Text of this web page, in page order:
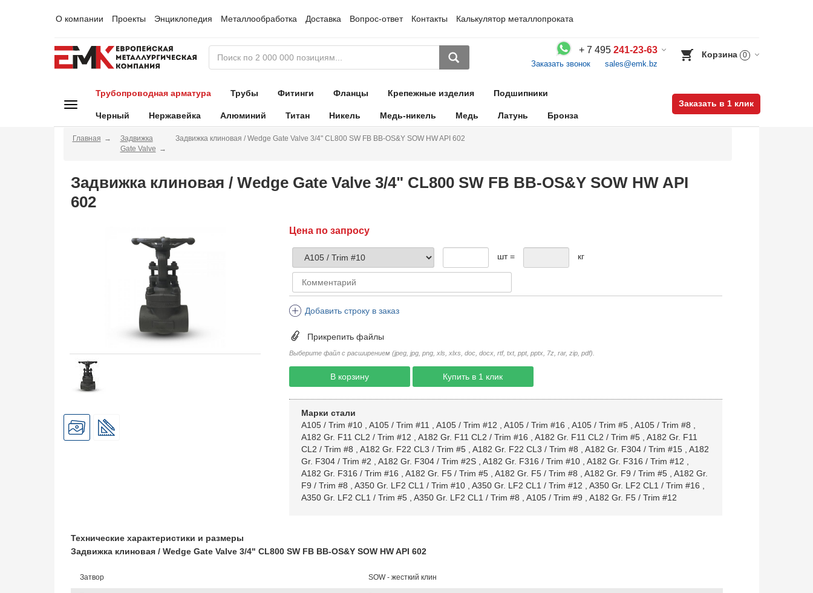
О компании Проекты Энциклопедия Металлообработка Доставка Вопрос-ответ Контакты Калькулятор металлопроката
+ 7 495 241-23-63
Заказать звонок sales@emk.bz
Корзина 0
Трубопроводная арматура Трубы Фитинги Фланцы Крепежные изделия Подшипники
Черный Нержавейка Алюминий Титан Никель Медь-никель Медь Латунь Бронза
Заказать в 1 клик
Главная
Задвижка
Gate Valve
Задвижка клиновая / Wedge Gate Valve 3/4" CL800 SW FB BB-OS&Y SOW HW API 602
Задвижка клиновая / Wedge Gate Valve 3/4" CL800 SW FB BB-OS&Y SOW HW API
602
Цена по запросу
шт = кг
Добавить строку в заказ
Прикрепить файлы
Выберите файл с расширением (jpeg, jpg, png, xls, xlxs, doc, docx, rtf, txt, ppt, pptx, 7z, rar, zip, pdf).
В корзину Купить в 1 клик
Марки стали
A105 / Trim #10, A105 / Trim #11 A105 / Trim #12 A105 / Trim #16 A105 / Trim #5, A105 / Trim #8
A182 Gr. F11 CL2 / Trim #12
A182 Gr. F11 CL2 / Trim #16 A182 Gr. F11 CL2 / Trim #5, A182 Gr. F11
CL2 / Trim #8
A182 Gr. F22 CL3 / Trim #5, A182 Gr. F22 CL3 / Trim #8 A182 Gr. F304 / Trim #15, A182
Gr. F304 / Trim #2
A182 Gr. F304 / Trim #2S, A182 Gr. F316 / Trim #10, A182 Gr. F316 / Trim #12
A182 Gr. F316 / Trim #16
A182 Gr. F5 / Trim #5, A182 Gr. F5 / Trim #8 A182 Gr. F9 / Trim #5, A182 Gr.
F9 / Trim #8
A350 Gr. LF2 CL1 / Trim #10, A350 Gr. LF2 CL1 / Trim #12 A350 Gr. LF2 CL1 / Trim #16
A350 Gr. LF2 CL1 / Trim #5, A350 Gr. LF2 CL1 / Trim #8 A105 / Trim #9 A182 Gr. F5 / Trim #12
Технические характеристики и размеры
Задвижка клиновая / Wedge Gate Valve 3/4" CL800 SW FB BB-OS&Y SOW HW API 602
Затвор SOW - жесткий клин